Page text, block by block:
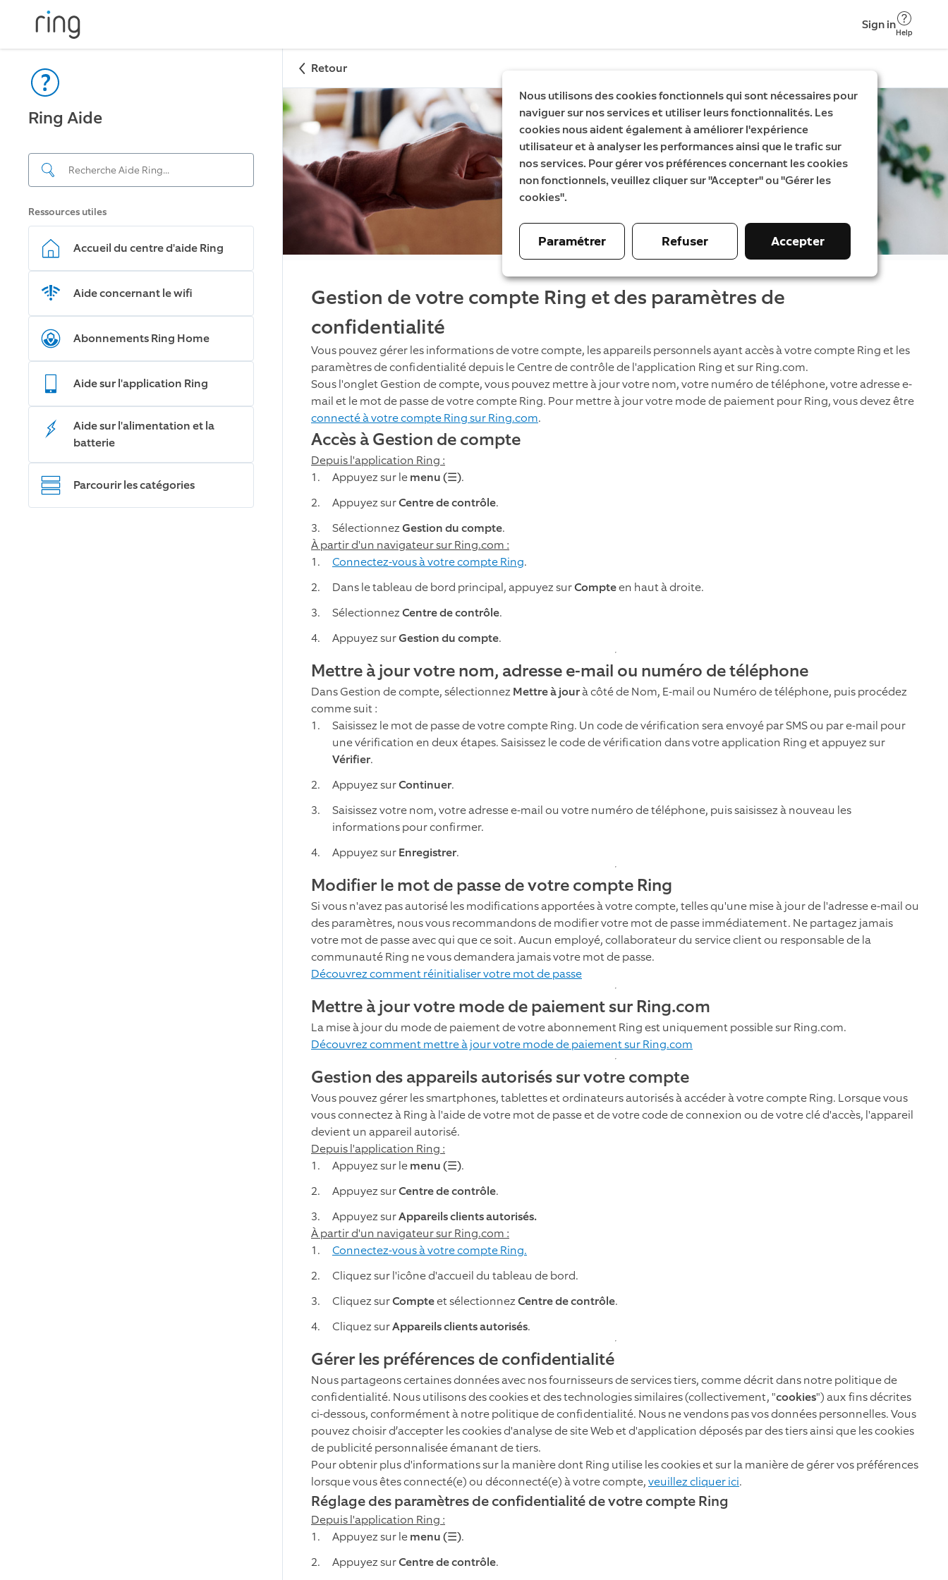
Sign in
Help
Ring Aide
Ressources utiles
Accueil du centre d'aide Ring
Aide concernant le wifi
Abonnements Ring Home
Aide sur l'application Ring
Aide sur l'alimentation et la
batterie
Parcourir les catégories
Retour
Gestion de votre compte Ring et des paramètres de
confidentialité
Vous pouvez gérer les informations de votre compte, les appareils personnels ayant accès à votre compte Ring et les
paramètres de confidentialité depuis le Centre de contrôle de l'application Ring et sur Ring.com.
Sous l'onglet Gestion de compte, vous pouvez mettre à jour votre nom, votre numéro de téléphone, votre adresse e-
mail et le mot de passe de votre compte Ring. Pour mettre à jour votre mode de paiement pour Ring, vous devez être
connecté à votre compte Ring sur Ring.com.
Accès à Gestion de compte
Depuis l'application Ring :
Appuyez sur lemenu (☰).
Appuyez surCentre de contrôle.
SélectionnezGestion du compte.
À partir d'un navigateur sur Ring.com :
Connectez-vous à votre compte Ring.
Dans le tableau de bord principal, appuyez surCompteen haut à droite.
SélectionnezCentre de contrôle.
Appuyez surGestion du compte.
Mettre à jour votre nom, adresse e-mail ou numéro de téléphone
Dans Gestion de compte, sélectionnez Mettre à jourà côté de Nom, E-mail ou Numéro de téléphone, puis procédez
comme suit :
Saisissez le mot de passe de votre compte Ring. Un code de vérification sera envoyé par SMS ou par e-mail pour
une vérification en deux étapes. Saisissez le code de vérification dans votre application Ring et appuyez sur
Vérifier.
Appuyez surContinuer.
Saisissez votre nom, votre adresse e-mail ou votre numéro de téléphone, puis saisissez à nouveau les
informations pour confirmer.
Appuyez surEnregistrer.
Modifier le mot de passe de votre compte Ring
Si vous n'avez pas autorisé les modifications apportées à votre compte, telles qu'une mise à jour de l'adresse e-mail ou
des paramètres, nous vous recommandons de modifier votre mot de passe immédiatement. Ne partagez jamais
votre mot de passe avec qui que ce soit. Aucun employé, collaborateur du service client ou responsable de la
communauté Ring ne vous demandera jamais votre mot de passe.
Découvrez comment réinitialiser votre mot de passe
Mettre à jour votre mode de paiement sur Ring.com
La mise à jour du mode de paiement de votre abonnement Ring est uniquement possible sur Ring.com.
Découvrez comment mettre à jour votre mode de paiement sur Ring.com
Gestion des appareils autorisés sur votre compte
Vous pouvez gérer les smartphones, tablettes et ordinateurs autorisés à accéder à votre compte Ring. Lorsque vous
vous connectez à Ring à l'aide de votre mot de passe et de votre code de connexion ou de votre clé d'accès, l'appareil
devient un appareil autorisé.
Depuis l'application Ring :
Appuyez sur lemenu (☰).
Appuyez surCentre de contrôle.
Appuyez surAppareils clients autorisés.
À partir d'un navigateur sur Ring.com :
Connectez-vous à votre compte Ring.
Cliquez sur l'icône d'accueil du tableau de bord.
Cliquez surCompteet sélectionnezCentre de contrôle.
Cliquez surAppareils clients autorisés.
Gérer les préférences de confidentialité
Nous partageons certaines données avec nos fournisseurs de services tiers, comme décrit dans notre politique de
confidentialité. Nous utilisons des cookies et des technologies similaires (collectivement, "cookies") aux fins décrites
ci-dessous, conformément à notre politique de confidentialité. Nous ne vendons pas vos données personnelles. Vous
pouvez choisir d’accepter les cookies d'analyse de site Web et d'application déposés par des tiers ainsi que les cookies
de publicité personnalisée émanant de tiers.
Pour obtenir plus d'informations sur la manière dont Ring utilise les cookies et sur la manière de gérer vos préférences
lorsque vous êtes connecté(e) ou déconnecté(e) à votre compte,veuillez cliquer ici.
Réglage des paramètres de confidentialité de votre compte Ring
Depuis l'application Ring :
Appuyez sur lemenu (☰).
Appuyez surCentre de contrôle.
Nous utilisons des cookies fonctionnels qui sont nécessaires pour
naviguer sur nos services et utiliser leurs fonctionnalités. Les
cookies nous aident également à améliorer l'expérience
utilisateur et à analyser les performances ainsi que le trafic sur
nos services. Pour gérer vos préférences concernant les cookies
non fonctionnels, veuillez cliquer sur "Accepter" ou "Gérer les
cookies".
Paramétrer Refuser Accepter